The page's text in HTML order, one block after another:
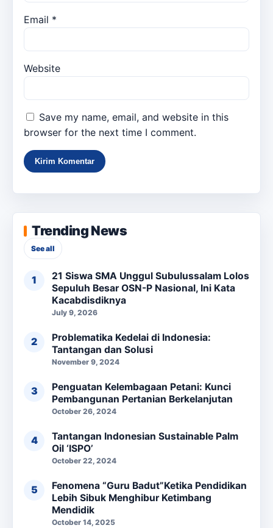
Email *
Website
Save my name, email, and website in this
browser for the next time I comment.
Trending News
See all
21 Siswa SMA Unggul Subulussalam Lolos
Sepuluh Besar OSN-P Nasional, Ini Kata
Kacabdisdiknya
July 9, 2026
Problematika Kedelai di Indonesia:
Tantangan dan Solusi
November 9, 2024
Penguatan Kelembagaan Petani: Kunci
Pembangunan Pertanian Berkelanjutan
October 26, 2024
Tantangan Indonesian Sustainable Palm
Oil ‘ISPO’
October 22, 2024
Fenomena “Guru Badut”Ketika Pendidikan
Lebih Sibuk Menghibur Ketimbang
Mendidik
October 14, 2025